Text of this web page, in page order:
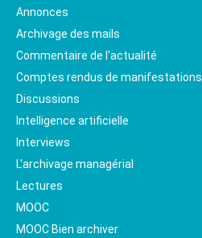
Annonces
Archivage des mails
Commentaire de l'actualité
Comptes rendus de manifestations
Discussions
Intelligence artificielle
Interviews
L'archivage managérial
Lectures
MOOC
MOOC Bien archiver